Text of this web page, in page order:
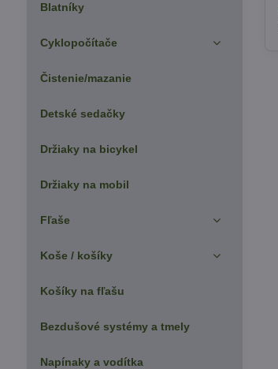
Blatníky
Cyklopočítače
Čistenie/mazanie
Detské sedačky
Držiaky na bicykel
Držiaky na mobil
Fľaše
Koše / košíky
Košíky na fľašu
Bezdušové systémy a tmely
Napínaky a vodítka